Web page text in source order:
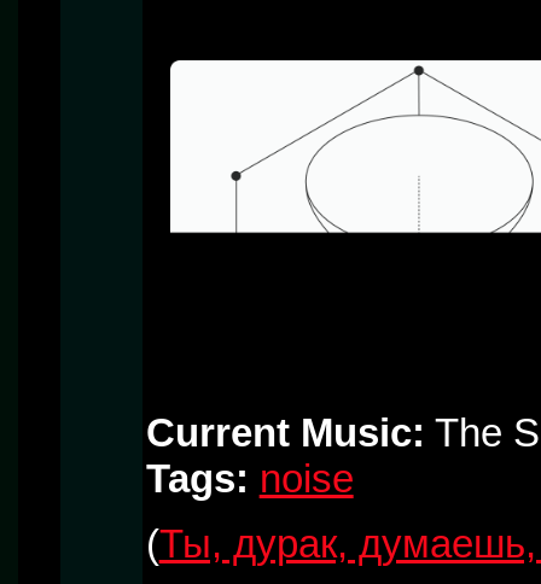
Current Music: The
Tags: noise
(Ты, дурак,